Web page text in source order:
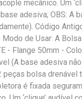
mecânico. Um
adesiva; OBS: A
Código
de Usar: A
- Flange 50mm -
(A base adesiva
peças bolsa
é fixada